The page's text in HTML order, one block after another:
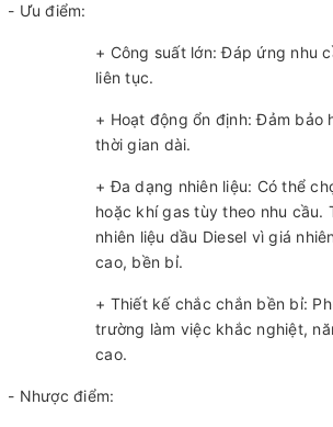
- Ưu điểm:
+ Công suất lớn: Đáp ứng nhu
liên tục.
+ Hoạt động ổn định: Đảm bảo
thời gian dài.
+ Đa dạng nhiên liệu: Có thể
hoặc khí gas tùy theo nhu cầu.
nhiên liệu dầu Diesel vì giá
cao, bền bỉ.
+ Thiết kế chắc chắn bền bỉ:
trường làm việc khắc nghiệt,
cao.
- Nhược điểm: